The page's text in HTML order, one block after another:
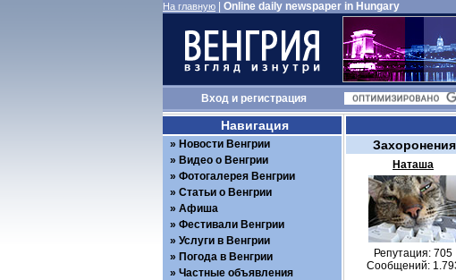
На главную Online daily newspaper in Hungary
Входи регистрация
Наташа
Репутация: 705
Сообщений:
Навигация
Новости Венгрии
Видео о Венгрии
Фотогалерея Венгрии
Статьи о Венгрии
Афиша
Фестивали Венгрии
Услуги в Венгрии
Погода в Венгрии
Частные объявления